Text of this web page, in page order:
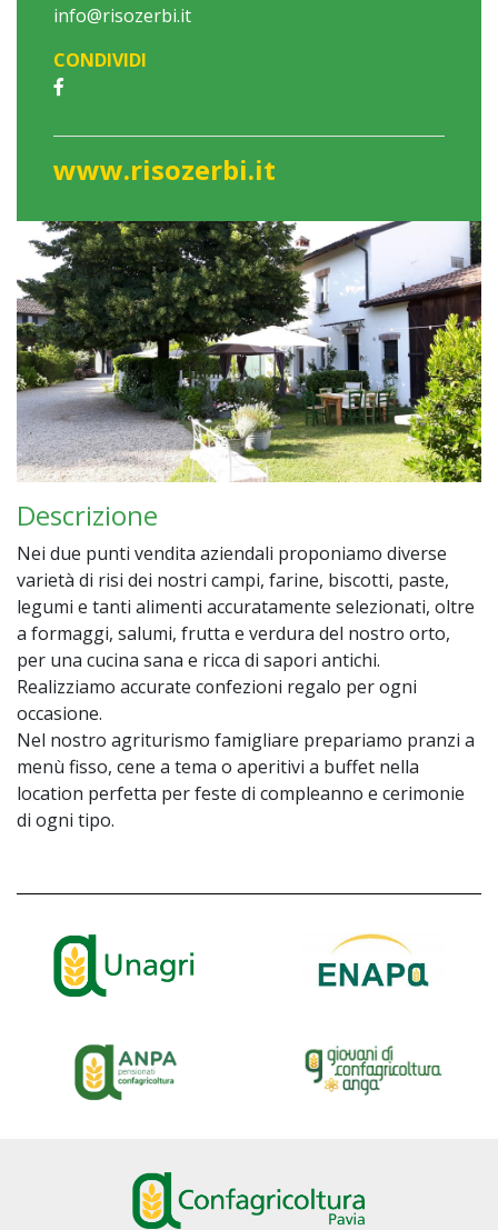
info@risozerbi.it
CONDIVIDI
www.risozerbi.it
Descrizione
Nei due punti vendita aziendali proponiamo diverse
varietà di risi dei nostri campi, farine, biscotti, paste,
legumi e tanti alimenti accuratamente selezionati, oltre
a formaggi, salumi, frutta e verdura del nostro orto,
per una cucina sana e ricca di sapori antichi.
Realizziamo accurate confezioni regalo per ogni
occasione.
Nel nostro agriturismo famigliare prepariamo pranzi a
menù fisso, cene a tema o aperitivi a buffet nella
location perfetta per feste di compleanno e cerimonie
di ogni tipo.